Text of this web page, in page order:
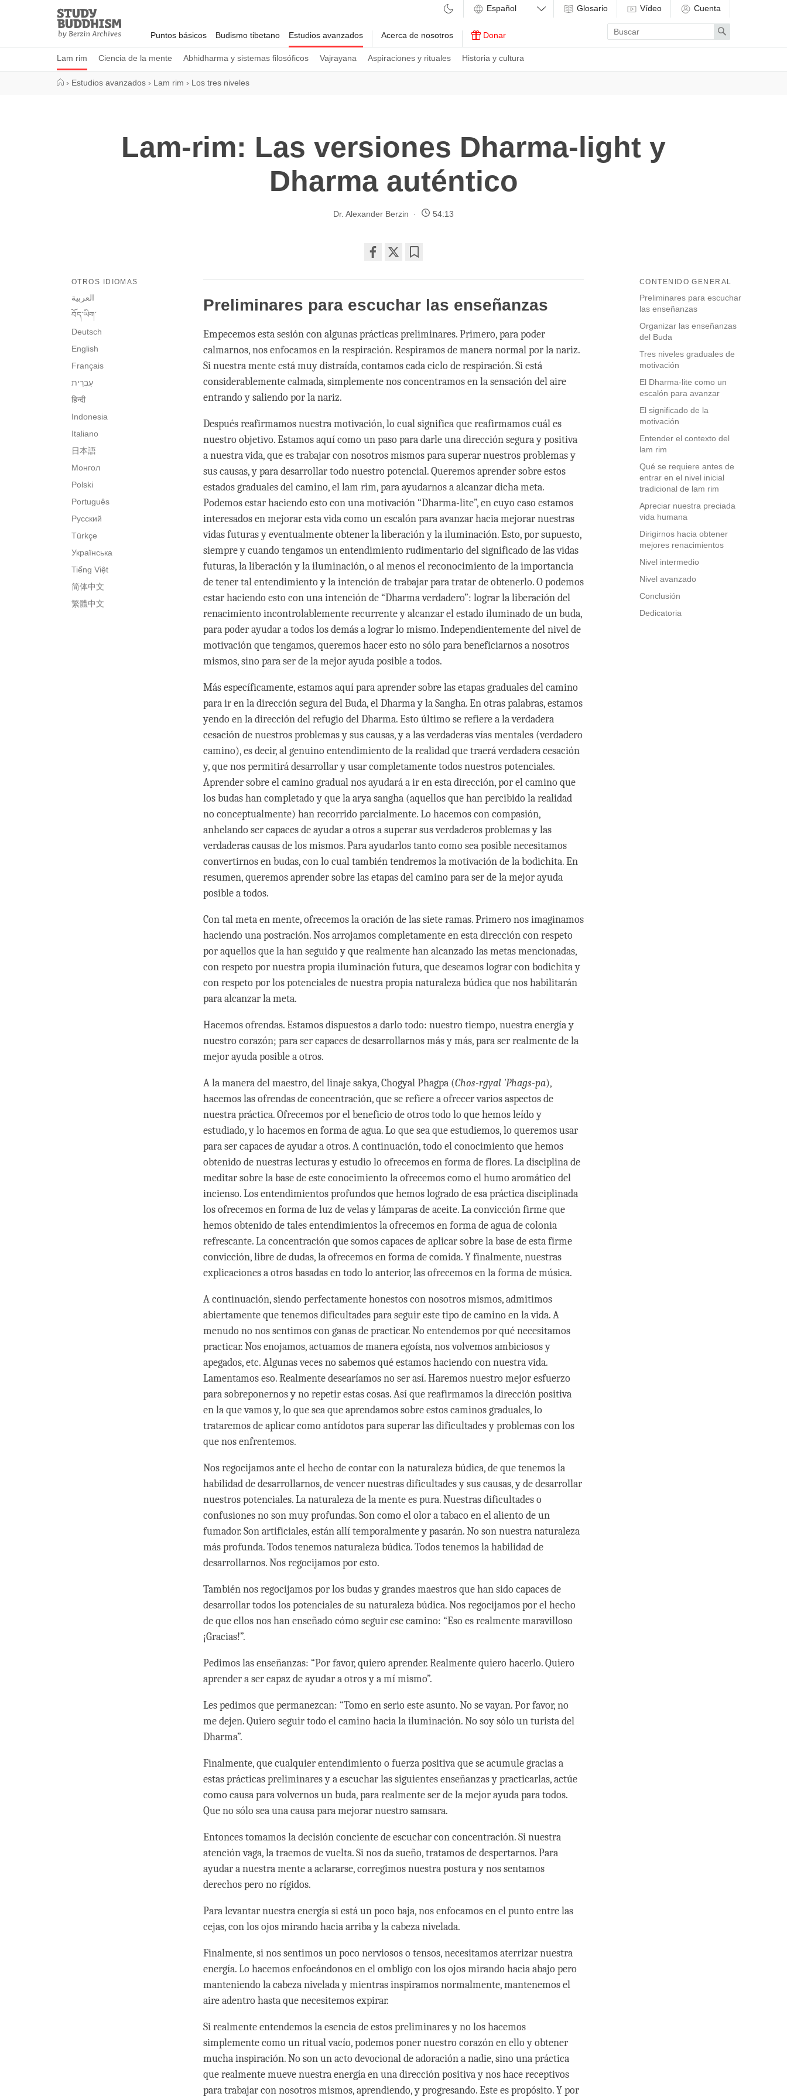
Study
Buddhism
Home
Puntos básicos Budismo tibetano Estudios avanzados
Lam rim Ciencia de la mente Abhidharma y sistemas filosóficos Vajrayana Aspiraciones y rituales Historia y cultura
Acerca de nosotros Donar
Glosario Vídeo Cuenta
Enter
search
term
Search
› Estudios avanzados › Lam rim › Los tres niveles
Lam-rim: Las versiones Dharma-light y
Dharma auténtico
Dr. Alexander Berzin 54:13
on
facebook
CONTENIDO GENERAL
Preliminares para escuchar
las enseñanzas
Organizar las enseñanzas
del Buda
Tres niveles graduales de
motivación
El Dharma-lite como un
escalón para avanzar
El significado de la
motivación
Entender el contexto del
lam rim
Qué se requiere antes de
entrar en el nivel inicial
tradicional de lam rim
Apreciar nuestra preciada
vida humana
Dirigirnos hacia obtener
mejores renacimientos
Nivel intermedio
Nivel avanzado
Conclusión
Dedicatoria
OTROS IDIOMAS
العربية
བོད་ཡིག་
Deutsch
English
Français
हिन्दी
Indonesia
Italiano
日本語
Монгол
Polski
Português
Русский
Türkçe
Українська
Tiếng Việt
简体中文
繁體中文
Preliminares para escuchar las enseñanzas
Empecemos esta sesión con algunas prácticas preliminares. Primero, para poder
calmarnos, nos enfocamos en la respiración. Respiramos de manera normal por la nariz.
Si nuestra mente está muy distraída, contamos cada ciclo de respiración. Si está
considerablemente calmada, simplemente nos concentramos en la sensación del aire
entrando y saliendo por la nariz.
Después reafirmamos nuestra motivación, lo cual significa que reafirmamos cuál es
nuestro objetivo. Estamos aquí como un paso para darle una dirección segura y positiva
a nuestra vida, que es trabajar con nosotros mismos para superar nuestros problemas y
sus causas, y para desarrollar todo nuestro potencial. Queremos aprender sobre estos
estados graduales del camino, el lam rim, para ayudarnos a alcanzar dicha meta.
Podemos estar haciendo esto con una motivación “Dharma-lite”, en cuyo caso estamos
interesados en mejorar esta vida como un escalón para avanzar hacia mejorar nuestras
vidas futuras y eventualmente obtener la liberación y la iluminación. Esto, por supuesto,
siempre y cuando tengamos un entendimiento rudimentario del significado de las vidas
futuras, la liberación y la iluminación, o al menos el reconocimiento de la importancia
de tener tal entendimiento y la intención de trabajar para tratar de obtenerlo. O podemos
estar haciendo esto con una intención de “Dharma verdadero”: lograr la liberación del
renacimiento incontrolablemente recurrente y alcanzar el estado iluminado de un buda,
para poder ayudar a todos los demás a lograr lo mismo. Independientemente del nivel de
motivación que tengamos, queremos hacer esto no sólo para beneficiarnos a nosotros
mismos, sino para ser de la mejor ayuda posible a todos.
Más específicamente, estamos aquí para aprender sobre las etapas graduales del camino
para ir en la dirección segura del Buda, el Dharma y la Sangha. En otras palabras, estamos
yendo en la dirección del refugio del Dharma. Esto último se refiere a la verdadera
cesación de nuestros problemas y sus causas, y a las verdaderas vías mentales (verdadero
camino), es decir, al genuino entendimiento de la realidad que traerá verdadera cesación
y, que nos permitirá desarrollar y usar completamente todos nuestros potenciales.
Aprender sobre el camino gradual nos ayudará a ir en esta dirección, por el camino que
los budas han completado y que la arya sangha (aquellos que han percibido la realidad
no conceptualmente) han recorrido parcialmente. Lo hacemos con compasión,
anhelando ser capaces de ayudar a otros a superar sus verdaderos problemas y las
verdaderas causas de los mismos. Para ayudarlos tanto como sea posible necesitamos
convertirnos en budas, con lo cual también tendremos la motivación de la bodichita. En
resumen, queremos aprender sobre las etapas del camino para ser de la mejor ayuda
posible a todos.
Con tal meta en mente, ofrecemos la oración de las siete ramas. Primero nos imaginamos
haciendo una postración. Nos arrojamos completamente en esta dirección con respeto
por aquellos que la han seguido y que realmente han alcanzado las metas mencionadas,
con respeto por nuestra propia iluminación futura, que deseamos lograr con bodichita y
con respeto por los potenciales de nuestra propia naturaleza búdica que nos habilitarán
para alcanzar la meta.
Hacemos ofrendas. Estamos dispuestos a darlo todo: nuestro tiempo, nuestra energía y
nuestro corazón; para ser capaces de desarrollarnos más y más, para ser realmente de la
mejor ayuda posible a otros.
A la manera del maestro, del linaje sakya, Chogyal Phagpa (Chos-rgyal 'Phags-pa),
hacemos las ofrendas de concentración, que se refiere a ofrecer varios aspectos de
nuestra práctica. Ofrecemos por el beneficio de otros todo lo que hemos leído y
estudiado, y lo hacemos en forma de agua. Lo que sea que estudiemos, lo queremos usar
para ser capaces de ayudar a otros. A continuación, todo el conocimiento que hemos
obtenido de nuestras lecturas y estudio lo ofrecemos en forma de flores. La disciplina de
meditar sobre la base de este conocimiento la ofrecemos como el humo aromático del
incienso. Los entendimientos profundos que hemos logrado de esa práctica disciplinada
los ofrecemos en forma de luz de velas y lámparas de aceite. La convicción firme que
hemos obtenido de tales entendimientos la ofrecemos en forma de agua de colonia
refrescante. La concentración que somos capaces de aplicar sobre la base de esta firme
convicción, libre de dudas, la ofrecemos en forma de comida. Y finalmente, nuestras
explicaciones a otros basadas en todo lo anterior, las ofrecemos en la forma de música.
A continuación, siendo perfectamente honestos con nosotros mismos, admitimos
abiertamente que tenemos dificultades para seguir este tipo de camino en la vida. A
menudo no nos sentimos con ganas de practicar. No entendemos por qué necesitamos
practicar. Nos enojamos, actuamos de manera egoísta, nos volvemos ambiciosos y
apegados, etc. Algunas veces no sabemos qué estamos haciendo con nuestra vida.
Lamentamos eso. Realmente desearíamos no ser así. Haremos nuestro mejor esfuerzo
para sobreponernos y no repetir estas cosas. Así que reafirmamos la dirección positiva
en la que vamos y, lo que sea que aprendamos sobre estos caminos graduales, lo
trataremos de aplicar como antídotos para superar las dificultades y problemas con los
que nos enfrentemos.
Nos regocijamos ante el hecho de contar con la naturaleza búdica, de que tenemos la
habilidad de desarrollarnos, de vencer nuestras dificultades y sus causas, y de desarrollar
nuestros potenciales. La naturaleza de la mente es pura. Nuestras dificultades o
confusiones no son muy profundas. Son como el olor a tabaco en el aliento de un
fumador. Son artificiales, están allí temporalmente y pasarán. No son nuestra naturaleza
más profunda. Todos tenemos naturaleza búdica. Todos tenemos la habilidad de
desarrollarnos. Nos regocijamos por esto.
También nos regocijamos por los budas y grandes maestros que han sido capaces de
desarrollar todos los potenciales de su naturaleza búdica. Nos regocijamos por el hecho
de que ellos nos han enseñado cómo seguir ese camino: “Eso es realmente maravilloso
¡Gracias!”.
Pedimos las enseñanzas: “Por favor, quiero aprender. Realmente quiero hacerlo. Quiero
aprender a ser capaz de ayudar a otros y a mí mismo”.
Les pedimos que permanezcan: “Tomo en serio este asunto. No se vayan. Por favor, no
me dejen. Quiero seguir todo el camino hacia la iluminación. No soy sólo un turista del
Dharma”.
Finalmente, que cualquier entendimiento o fuerza positiva que se acumule gracias a
estas prácticas preliminares y a escuchar las siguientes enseñanzas y practicarlas, actúe
como causa para volvernos un buda, para realmente ser de la mejor ayuda para todos.
Que no sólo sea una causa para mejorar nuestro samsara.
Entonces tomamos la decisión conciente de escuchar con concentración. Si nuestra
atención vaga, la traemos de vuelta. Si nos da sueño, tratamos de despertarnos. Para
ayudar a nuestra mente a aclararse, corregimos nuestra postura y nos sentamos
derechos pero no rígidos.
Para levantar nuestra energía si está un poco baja, nos enfocamos en el punto entre las
cejas, con los ojos mirando hacia arriba y la cabeza nivelada.
Finalmente, si nos sentimos un poco nerviosos o tensos, necesitamos aterrizar nuestra
energía. Lo hacemos enfocándonos en el ombligo con los ojos mirando hacia abajo pero
manteniendo la cabeza nivelada y mientras inspiramos normalmente, mantenemos el
aire adentro hasta que necesitemos expirar.
Si realmente entendemos la esencia de estos preliminares y no los hacemos
simplemente como un ritual vacío, podemos poner nuestro corazón en ello y obtener
mucha inspiración. No son un acto devocional de adoración a nadie, sino una práctica
que realmente mueve nuestra energía en una dirección positiva y nos hace receptivos
para trabajar con nosotros mismos, aprendiendo, y progresando. Este es propósito. Y por